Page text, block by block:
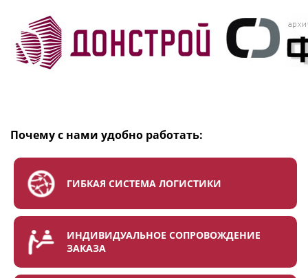
Почему с нами удобно работать:
ГИБКАЯ СИСТЕМА ЛОГИСТИКИ
ИНДИВИДУАЛЬНОЕ СОПРОВОЖДЕНИЕ
ЗАКАЗА